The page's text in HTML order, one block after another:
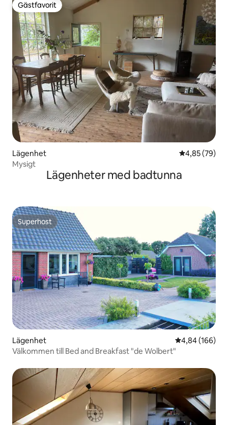
Gästfavorit
Gästfavorit
Lägenhet 4,85 av 5 i
4,85 (79)
Mysigt
Lägenheter med badtunna
Superhost
Superhost
Lägenhet 4,84 av 5 i
4,84 (166)
Välkommen till Bed and Breakfast "de Wolbert"